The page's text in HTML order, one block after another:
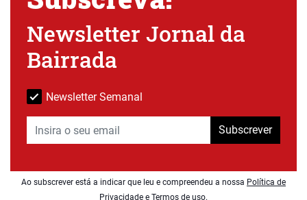
Newsletter Jornal da
Bairrada
Newsletter Semanal
Subscrever
Ao subscrever está a indicar que leu e compreendeu a nossa Política de
Privacidade e Termos de uso.